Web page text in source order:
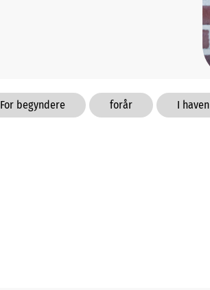
For begyndere forår I haven